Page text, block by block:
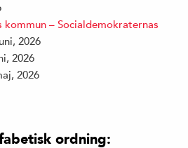
– Socialdemokraternas
2026
2026
2026
ordning: